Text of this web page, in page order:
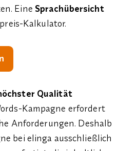
Eine Sprachübersicht
Kalkulator.
Qualität
Kampagne erfordert
Anforderungen. Deshalb
bei elinga ausschließlich